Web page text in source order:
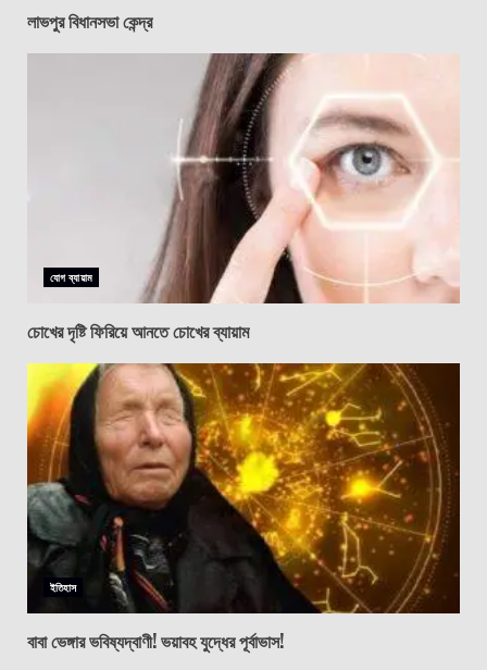
লাভপুর বিধানসভা কেন্দ্র
যোগ ব্যায়াম
চোখের দৃষ্টি ফিরিয়ে আনতে চোখের ব্যায়াম
ইতিহাস
বাবা ভেঙ্গার ভবিষ্যদ্বাণী! ভয়াবহ যুদ্ধের পূর্বাভাস!